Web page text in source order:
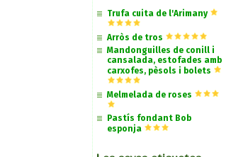
Trufa cuita de l'Arimany
Arròs de tros
Mandonguilles de conill i
cansalada, estofades amb
carxofes, pèsols i bolets
Melmelada de roses
Pastís fondant Bob
esponja